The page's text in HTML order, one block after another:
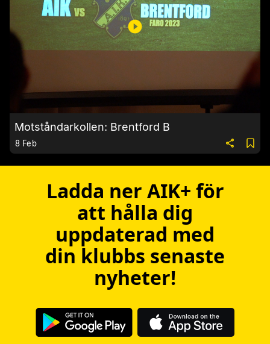
Motståndarkollen: Brentford B
8 Feb
Ladda ner AIK+ för
att hålla dig
uppdaterad med
din klubbs senaste
nyheter!